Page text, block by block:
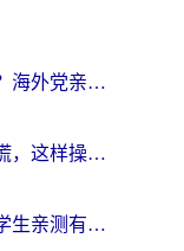
酷狗会员在国外可以听歌吗？海外党亲测有效：3步解决音乐权限难题
在国外无法听国内的歌？别慌，这样操作就能畅听QQ音乐（附亲测加速器推荐）
在国外如何看腾讯视频？留学生亲测有效的回国加速方案